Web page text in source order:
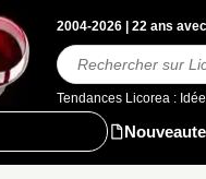
2004-2026 | 22 ans
Rechercher
Tendances Licorea :